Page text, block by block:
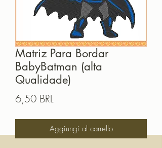
Matriz Para Bordar
BabyBatman (alta
Qualidade)
6,50 BRL
Aggiungi al carrello